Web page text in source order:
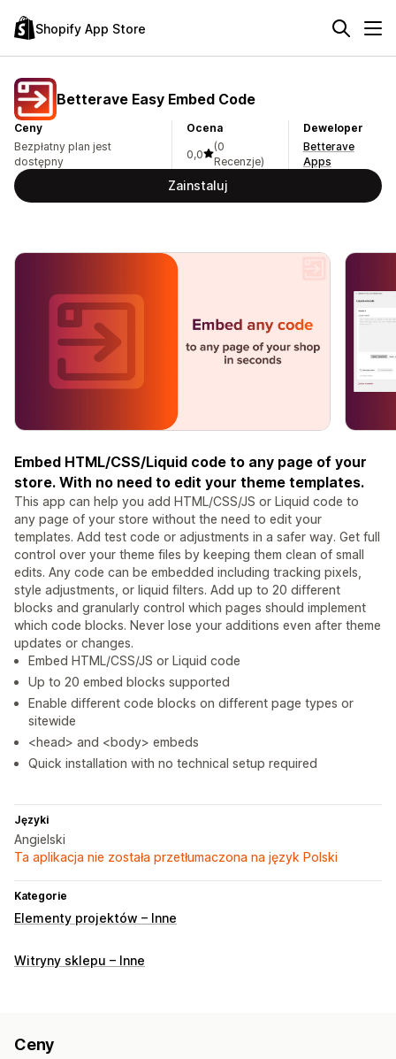
Shopify App Store
Betterave Easy Embed Code
Ceny
Bezpłatny plan jest
dostępny
Ocena
0,0
(0
Recenzje)
Deweloper
Betterave
Apps
Zainstaluj
Embed HTML/CSS/Liquid code to any page of your
store. With no need to edit your theme templates.
This app can help you add HTML/CSS/JS or Liquid code to
any page of your store without the need to edit your
templates. Add test code or adjustments in a safer way. Get full
control over your theme files by keeping them clean of small
edits. Any code can be embedded including tracking pixels,
style adjustments, or liquid filters. Add up to 20 different
blocks and granularly control which pages should implement
which code blocks. Never lose your additions even after theme
updates or changes.
Embed HTML/CSS/JS or Liquid code
Up to 20 embed blocks supported
Enable different code blocks on different page types or
sitewide
<head> and <body> embeds
Quick installation with no technical setup required
Języki
Angielski
Ta aplikacja nie została przetłumaczona na język Polski
Kategorie
Elementy projektów – Inne
Witryny sklepu – Inne
Ceny